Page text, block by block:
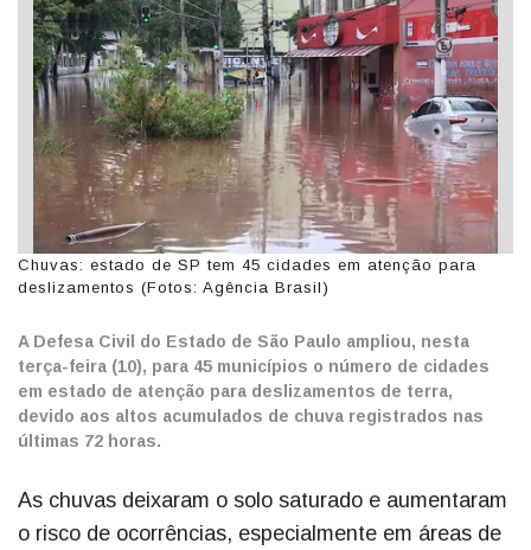
Chuvas: estado de SP tem 45 cidades em atenção para
deslizamentos (Fotos: Agência Brasil)
A Defesa Civil do Estado de São Paulo ampliou, nesta
terça-feira (10), para 45 municípios o número de cidades
em estado de atenção para deslizamentos de terra,
devido aos altos acumulados de chuva registrados nas
últimas 72 horas.
As chuvas deixaram o solo saturado e aumentaram
o risco de ocorrências, especialmente em áreas de